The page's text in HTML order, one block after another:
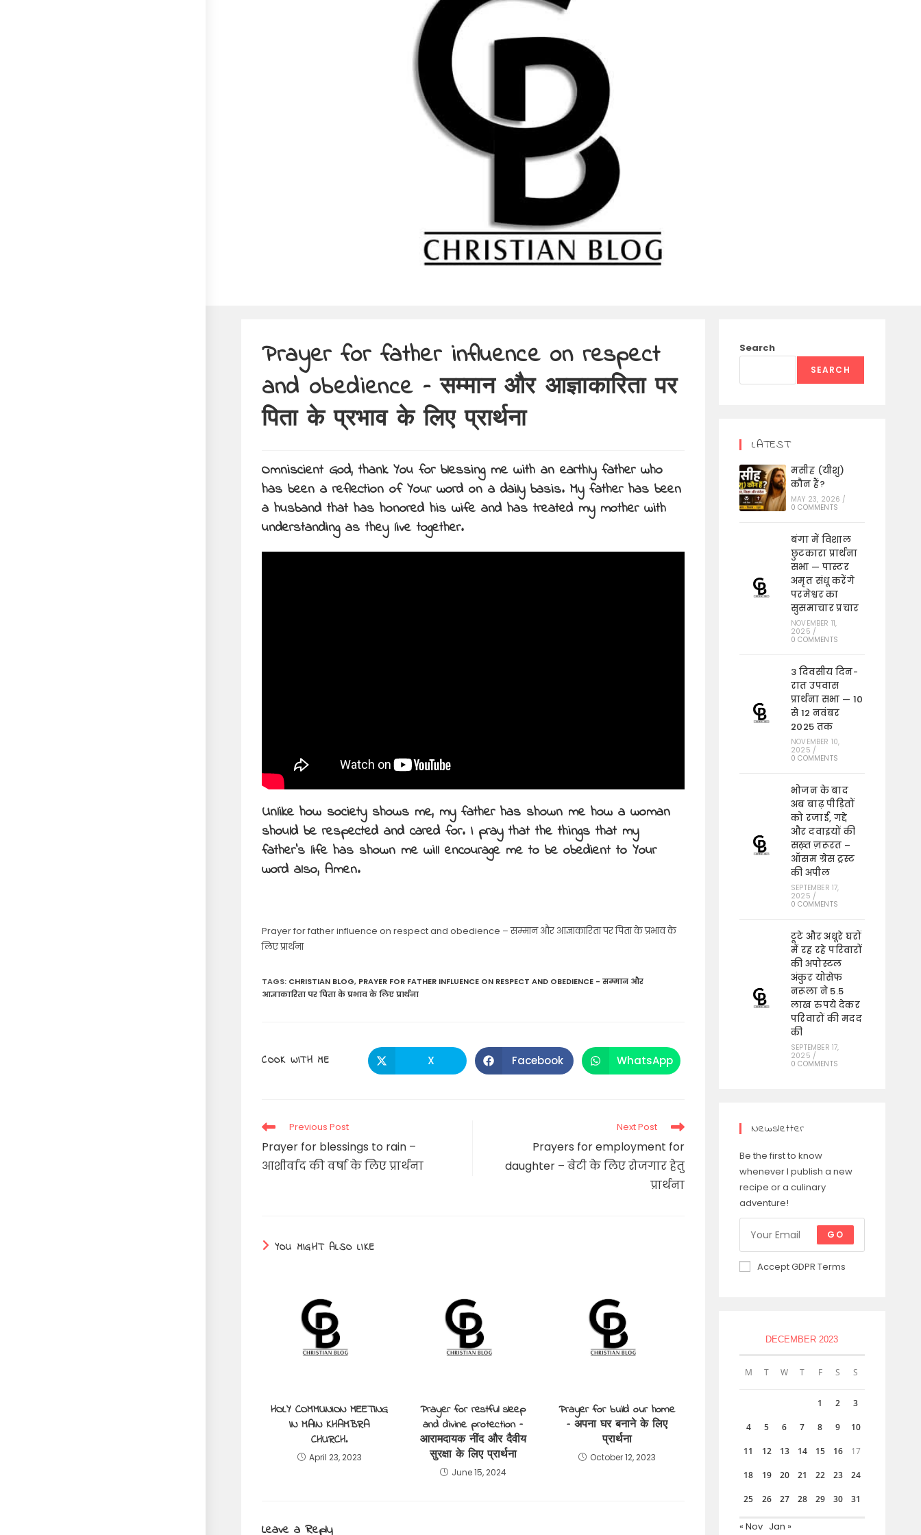
Prayer for father influence on respect
and obedience – सम्मान और आज्ञाकारिता पर
पिता के प्रभाव के लिए प्रार्थना
Omniscient God, thank You for blessing me with an earthly father who
has been a reflection of Your word on a daily basis. My father has been
a husband that has honored his wife and has treated my mother with
understanding as they live together.
Unlike how society shows me, my father has shown me how a woman
should be respected and cared for. I pray that the things that my
father’s life has shown me will encourage me to be obedient to Your
word also, Amen.
Prayer for father influence on respect and obedience – सम्मान और आज्ञाकारिता पर पिता के प्रभाव के
लिए प्रार्थना
TAGS: CHRISTIAN BLOG, PRAYER FOR FATHER INFLUENCE ON RESPECT AND OBEDIENCE - सम्मान और
आज्ञाकारिता पर पिता के प्रभाव के लिए प्रार्थना
COOK WITH MESHARE
Opens
in
X Opens
in
Facebook Opens
in
WhatsApp
Read
articles
Previous Post
Prayer for blessings to rain –
आशीर्वाद की वर्षा के लिए प्रार्थना
Next Post
Prayers for employment for
daughter – बेटी के लिए रोजगार हेतु
प्रार्थना
YOU MIGHT ALSO LIKE
HOLY COMMUNION MEETING
IN MAIN KHAMBRA
CHURCH.
April 23, 2023
Prayer for restful sleep
and divine protection –
आरामदायक नींद और दैवीय
सुरक्षा के लिए प्रार्थना
June 15, 2024
Prayer for build our home
– अपना घर बनाने के लिए
प्रार्थना
October 12, 2023
Leave a Reply
Search
SEARCH
LATEST
मसीह (यीशु)
कौन हैं?
MAY 23, 2026 /
0 COMMENTS
बंगा में विशाल
छुटकारा प्रार्थना
सभा — पास्टर
अमृत संधू करेंगे
परमेश्वर का
सुसमाचार प्रचार
NOVEMBER 11,
2025 /
0 COMMENTS
3 दिवसीय दिन-
रात उपवास
प्रार्थना सभा — 10
से 12 नवंबर
2025 तक
NOVEMBER 10,
2025 /
0 COMMENTS
भोजन के बाद
अब बाढ़ पीड़ितों
को रजाई, गद्दे
और दवाइयों की
सख़्त ज़रूरत –
ऑसम ग्रेस ट्रस्ट
की अपील
SEPTEMBER 17,
2025 /
0 COMMENTS
टूटे और अधूरे घरों
में रह रहे परिवारों
की अपोस्टल
अंकुर योसेफ
नरूला ने 5.5
लाख रुपये देकर
परिवारों की मदद
की
SEPTEMBER 17,
2025 /
0 COMMENTS
Newsletter
Be the first to know
whenever I publish a new
recipe or a culinary
adventure!
GO
Accept GDPR Terms
DECEMBER 2023
M T W T F S S
1 2 3
4 5 6 7 8 9 10
11 12 13 14 15 16 17
18 19 20 21 22 23 24
25 26 27 28 29 30 31
« Nov Jan »